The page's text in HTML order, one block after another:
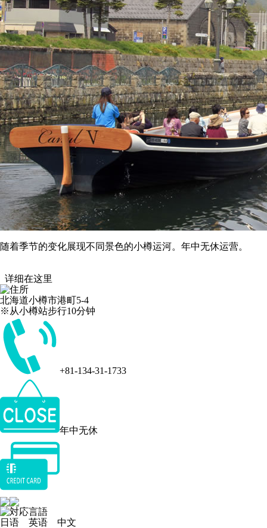
随着季节的变化展现不同景色的小樽运河。年中无休运营。
详细在这里
北海道小樽市港町5-4
※从小樽站步行10分钟
+81-134-31-1733
年中无休
日语 英语 中文